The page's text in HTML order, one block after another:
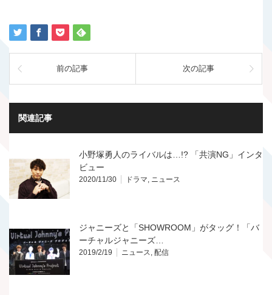
前の記事 次の記事
関連記事
小野塚勇人のライバルは…!? 「共演NG」インタ
ビュー
2020/11/30 ドラマ, ニュース
ジャニーズと「SHOWROOM」がタッグ！「バ
ーチャルジャニーズ…
2019/2/19 ニュース, 配信